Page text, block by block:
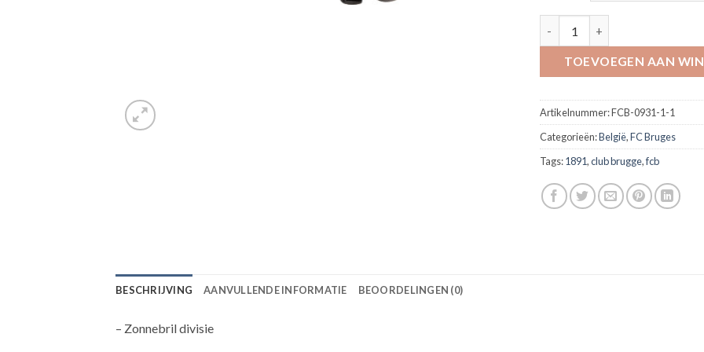
TOEVOEGEN AAN
Artikelnummer:FCB-0931-1-1
Categorieën:België,FC Bruges
Tags:1891,club brugge,fcb
BESCHRIJVING AANVULLENDE INFORMATIE BEOORDELINGEN (0)
– Zonnebril divisie